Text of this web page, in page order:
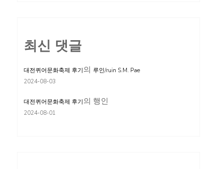
최신 댓글
대전퀴어문화축제 후기의 루인/ruin S.M. Pae
2024-08-03
대전퀴어문화축제 후기의 행인
2024-08-01